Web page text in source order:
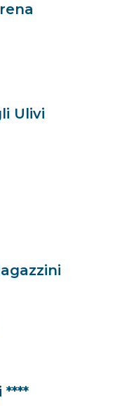
Ulivi